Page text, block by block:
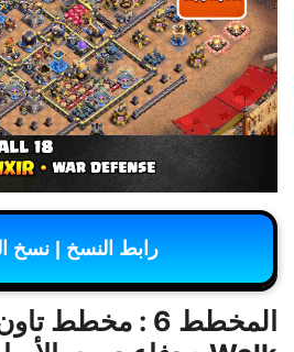
رابط النسخ | نسخ